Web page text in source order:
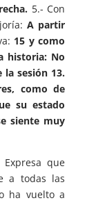
5.- Con
A partir
15 y como
historia: No
sesión 13.
como de
su estado
siente muy
Expresa que
a todas las
ha vuelto a